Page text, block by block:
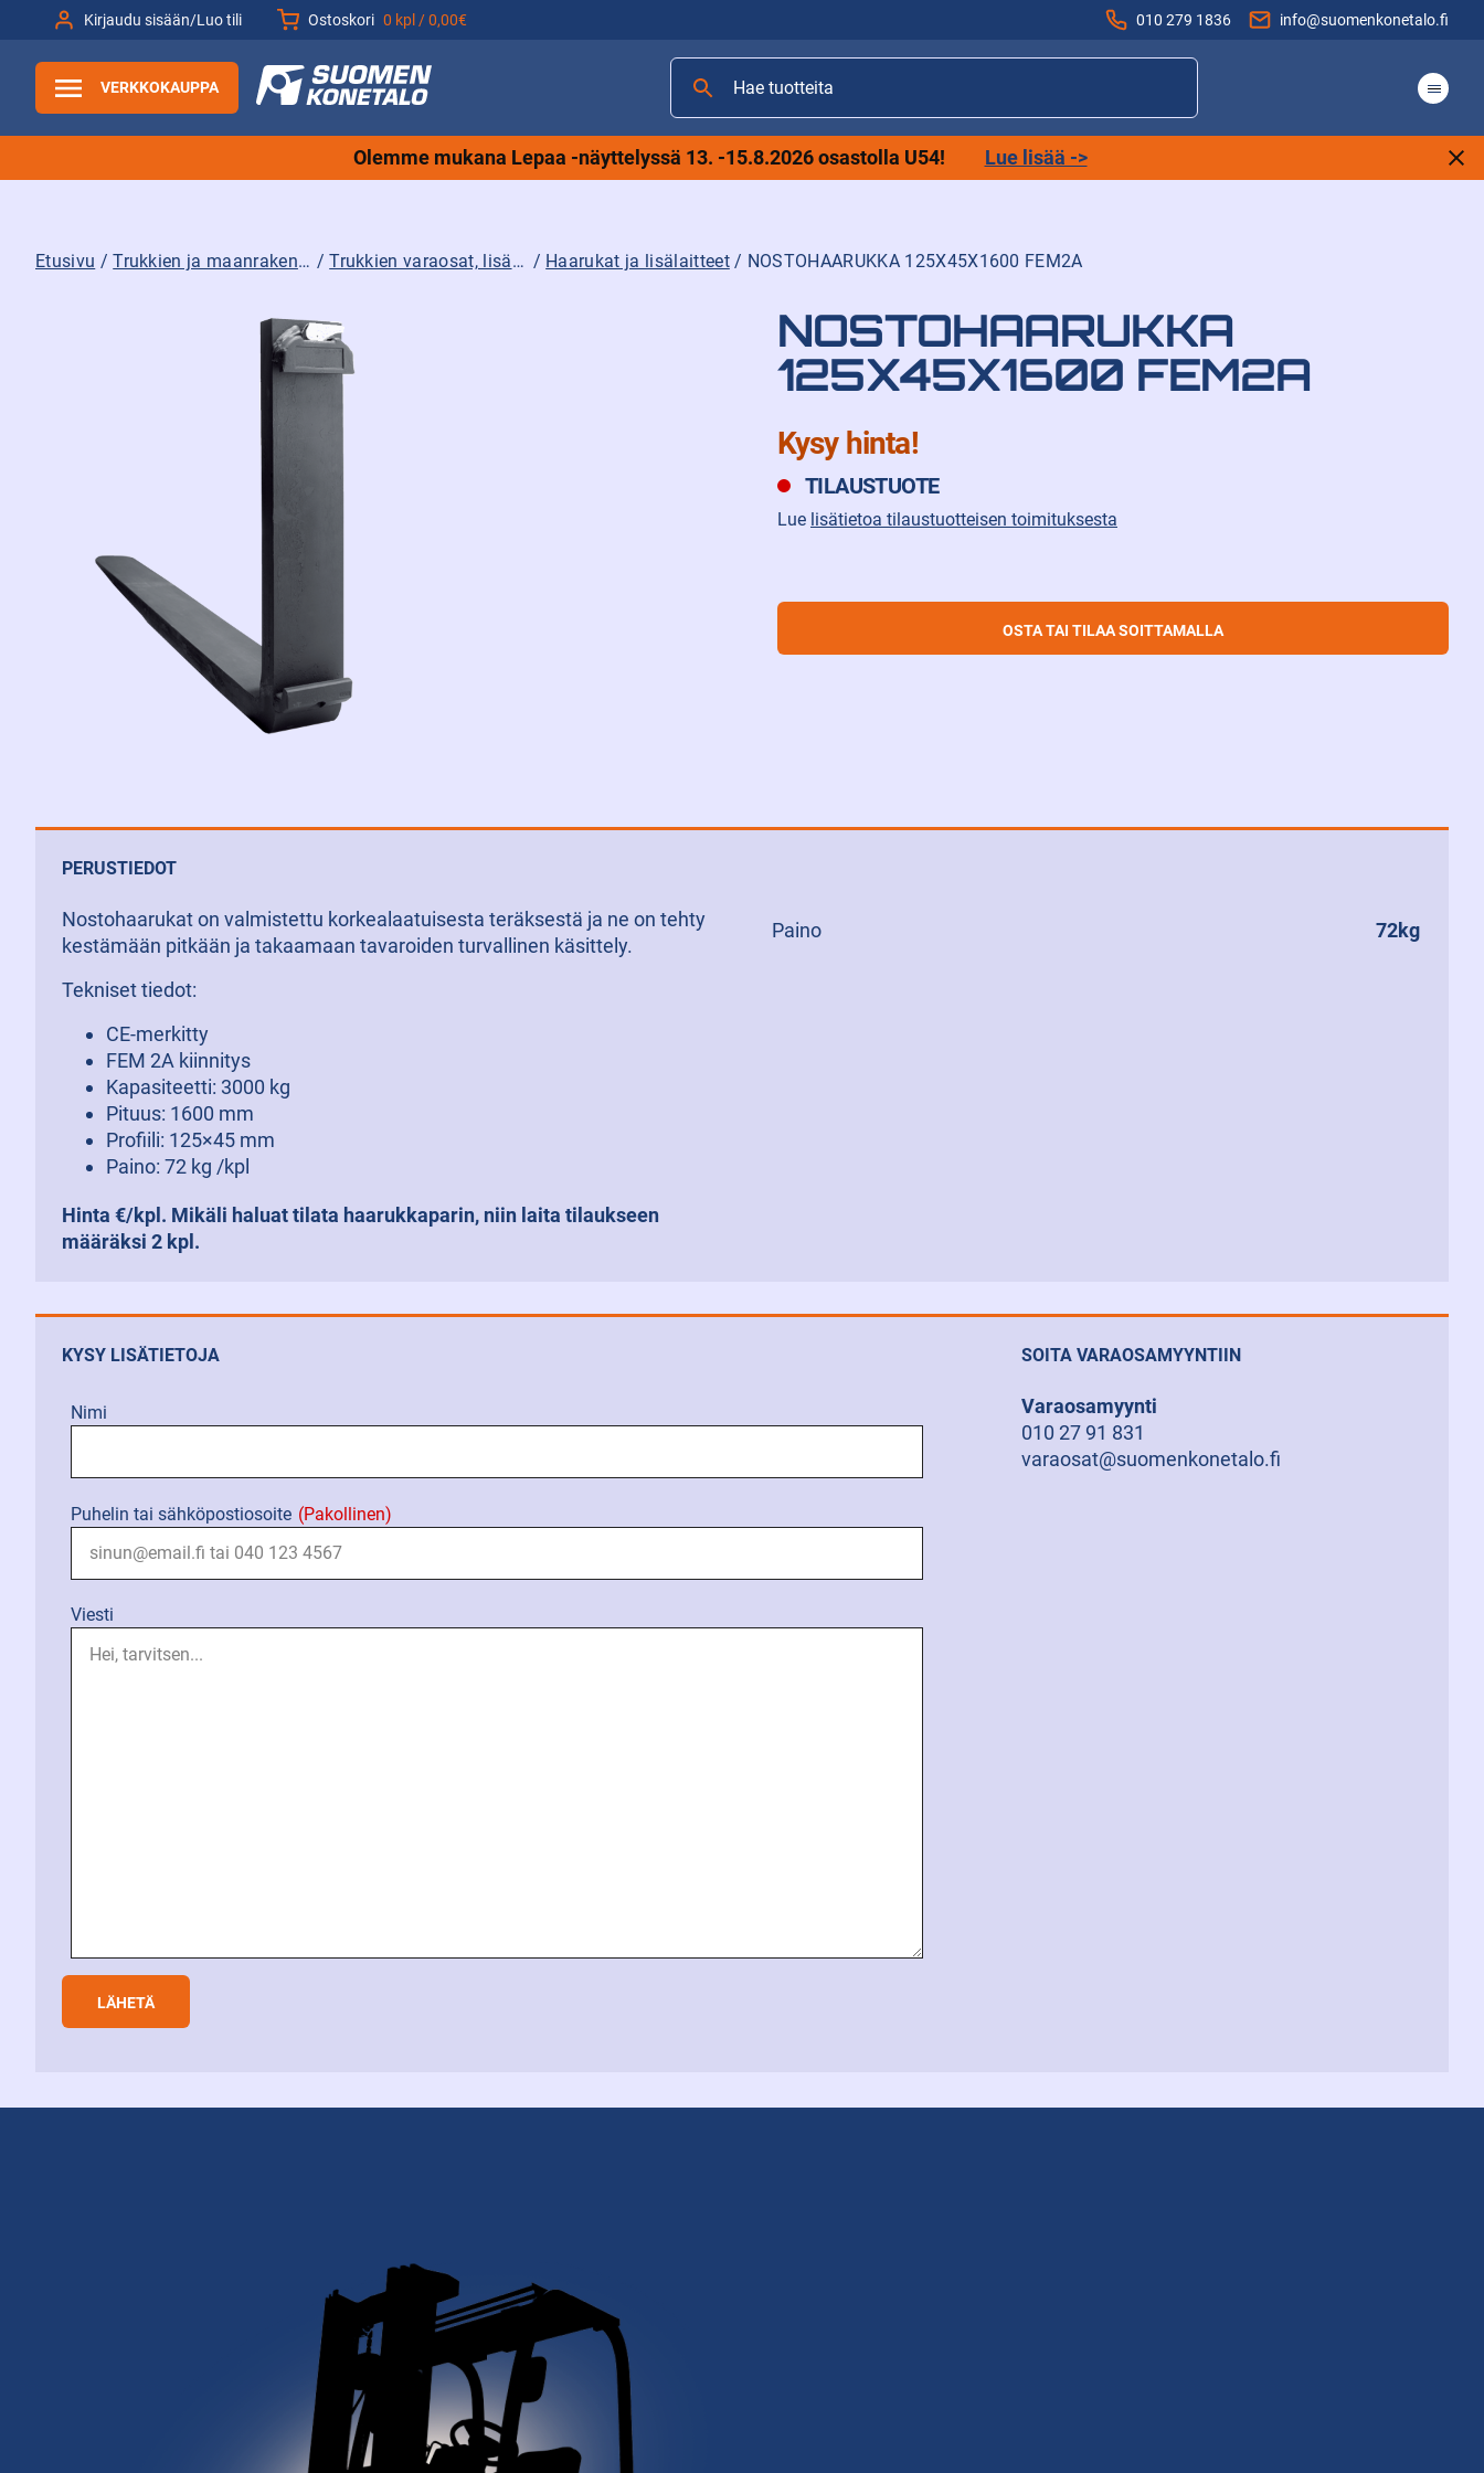
Kirjaudu sisään/Luo tili Ostoskori 0 kpl /0,00€ 010 279 1836 info@suomenkonetalo.fi
VERKKOKAUPPA
Hae
tuotteita
Olemme mukana Lepaa -näyttelyssä 13. -15.8.2026 osastolla U54! Lue lisää ->
Etusivu / Trukkien ja maanrakennuskoneiden tarvikkeet sekä varaosat ja lisävarusteet / Trukkien varaosat, lisävarusteet ja tarvikkeet / Haarukat ja lisälaitteet/ NOSTOHAARUKKA 125X45X1600 FEM2A
NOSTOHAARUKKA
125X45X1600 FEM2A
Kysy hinta!
TILAUSTUOTE
Lue lisätietoa tilaustuotteisen toimituksesta
OSTA TAI TILAA SOITTAMALLA
PERUSTIEDOT
Nostohaarukat on valmistettu korkealaatuisesta teräksestä ja ne on tehty
kestämään pitkään ja takaamaan tavaroiden turvallinen käsittely.
Tekniset tiedot:
CE-merkitty
FEM 2A kiinnitys
Kapasiteetti: 3000 kg
Pituus: 1600 mm
Profiili: 125×45 mm
Paino: 72 kg /kpl
Hinta €/kpl. Mikäli haluat tilata haarukkaparin, niin laita tilaukseen
määräksi 2 kpl.
Paino 72kg
KYSY LISÄTIETOJA
Nimi
Puhelin tai sähköpostiosoite (Pakollinen)
Viesti
SOITA VARAOSAMYYNTIIN
Varaosamyynti
010 27 91 831
varaosat@suomenkonetalo.fi